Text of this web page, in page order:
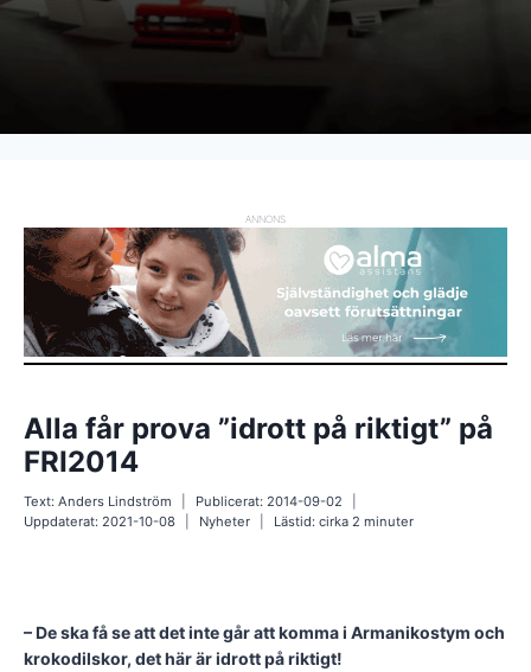
ANNONS
Alla får prova ”idrott på riktigt” på
FRI2014
Text: Anders Lindström Publicerat: 2014-09-02
Uppdaterat: 2021-10-08 Nyheter Lästid: cirka2minuter
– De ska få se att det inte går att komma i Armanikostym och
krokodilskor, det här är idrott på riktigt!